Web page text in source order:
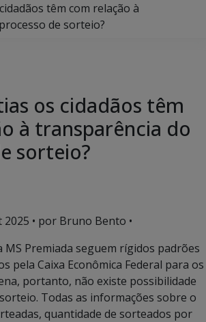
têm com relação à
de sorteio?
os cidadãos têm
à transparência do
sorteio?
2025 • por Bruno Bento •
Premiada seguem rígidos padrões
pela Caixa Econômica Federal para os
portanto, não existe possibilidade
Todas as informações sobre o
quantidade de sorteados por